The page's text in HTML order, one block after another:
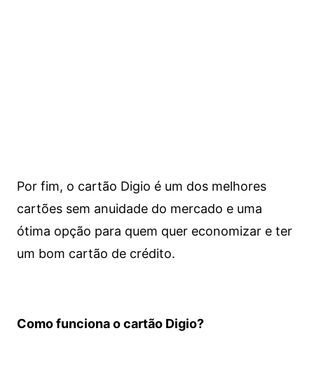
Por fim, o cartão Digio é um dos melhores
cartões sem anuidade do mercado e uma
ótima opção para quem quer economizar e ter
um bom cartão de crédito.
Como funciona o cartão Digio?